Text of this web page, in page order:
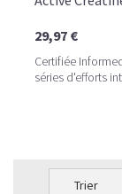
29,97 €
Certifiée
séries d'efforts
Trier